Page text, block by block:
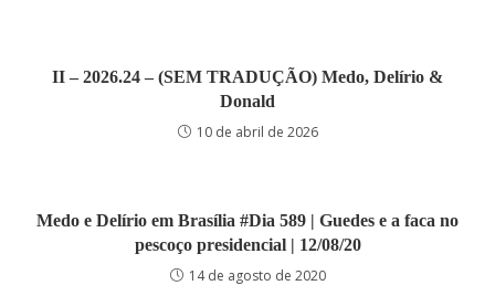
II – 2026.24 – (SEM TRADUÇÃO) Medo, Delírio &
Donald
10 de abril de 2026
Medo e Delírio em Brasília #Dia 589 | Guedes e a faca no
pescoço presidencial | 12/08/20
14 de agosto de 2020